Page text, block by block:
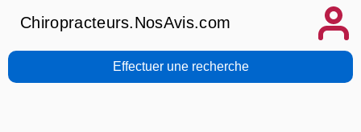
Chiropracteurs.NosAvis.com
Effectuer une recherche